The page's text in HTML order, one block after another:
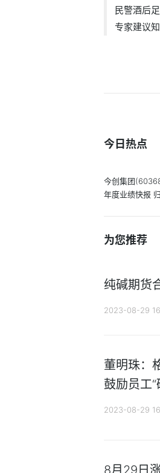
民警酒后
专家建议
今日热点
今创集团
年度业绩快报
为您推荐
纯碱期货
2023-08-29
董明珠：
鼓励员工
2023-08-29